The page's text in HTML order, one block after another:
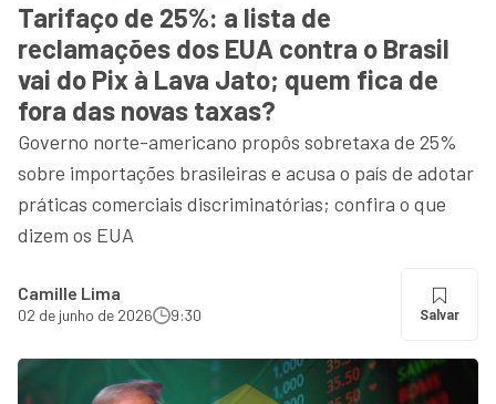
Tarifaço de 25%: a lista de
reclamações dos EUA contra o Brasil
vai do Pix à Lava Jato; quem fica de
fora das novas taxas?
Governo norte-americano propôs sobretaxa de 25%
sobre importações brasileiras e acusa o país de adotar
práticas comerciais discriminatórias; confira o que
dizem os EUA
Camille Lima
02 de junho de 2026 9:30 Salvar